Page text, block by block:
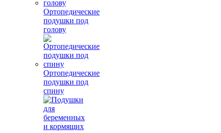
Ортопедические
подушки под
голову
Ортопедические
подушки под
спину